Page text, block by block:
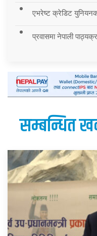
एभरेष्ट क्रेडिट
प्रवासमा नेपाली
सम्बन्धित